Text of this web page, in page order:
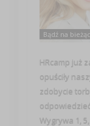
Bądź na
HRcamp już
opuściły
zdobycie
Wygrywa 1,